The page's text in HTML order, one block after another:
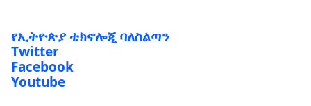
የኢትዮጵያ ቴክኖሎጂ ባለስልጣን
Twitter
Facebook
Youtube